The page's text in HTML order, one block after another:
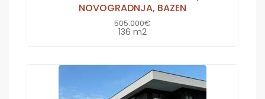
NOVOGRADNJA, BAZEN
505.000€
136 m2